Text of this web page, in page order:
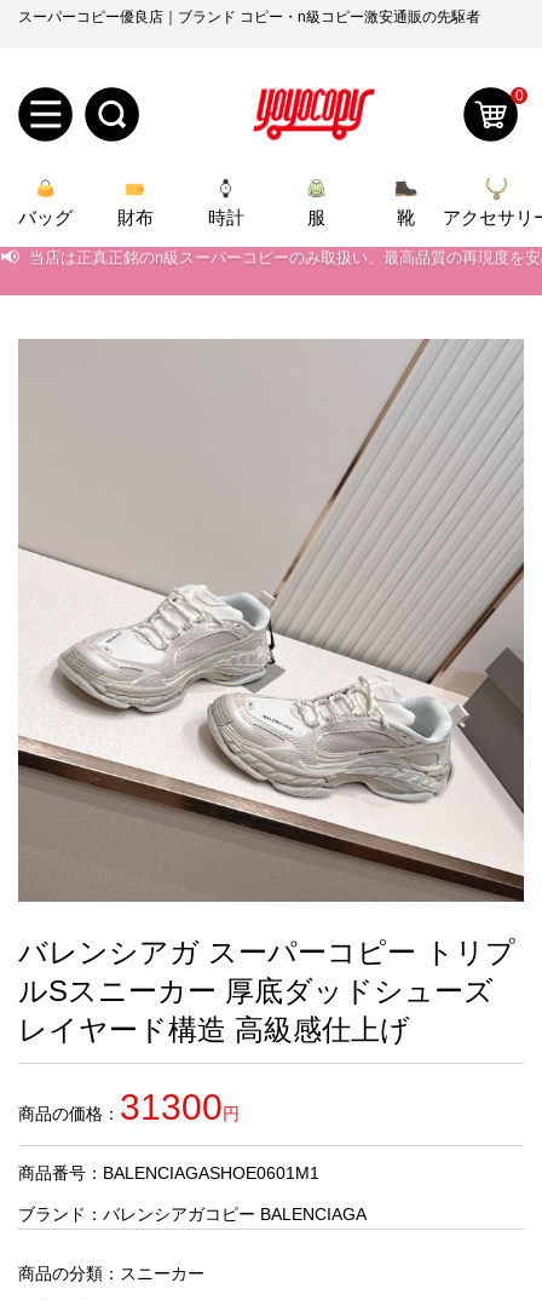
スーパーコピー優良店｜ブランド コピー・n級コピー激安通販の先駆者
規
録
ロ
2026人気特集
バッグ
財布
時計
ズボン
衣装セット
住まい用品
アクセサリー
ベルト
スカーフ
アイフォーンケ
ース
小物
す
す
め
商
人
気
商
0
バッグ 財布 時計 服 靴 アクセサリ
📢 当店は正真正銘のn級スーパーコピーのみ取扱い。最高品質の再現度を
当店は正真正銘のn級スーパーコピーのみ取扱い。最高品質の再現度を
2026春の新作続々更新中！期間中のご注文でお得な割引をご利用いただ
新作入荷！ルイ・ヴィトンスーパーコピー バッグ最新モデルが登場。
バレンシアガ スーパーコピー トリプ
ルSスニーカー 厚底ダッドシューズ
レイヤード構造 高級感仕上げ
商品の価格： 31300円
商品番号：BALENCIAGASHOE0601M1
ブランド： バレンシアガコピー BALENCIAGA
商品の分類： スニーカー